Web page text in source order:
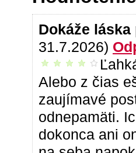
Dokáže
31.7.2026)
príjemné čítanie
Alebo z čias
zaujímavé
odnepamäti.
dokonca ani